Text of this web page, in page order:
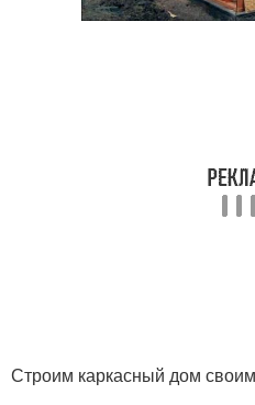
Строим каркасный дом